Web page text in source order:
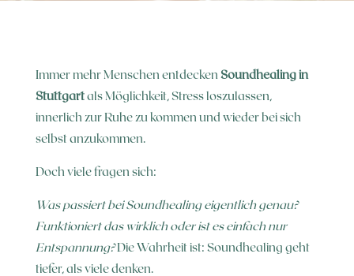
Immer mehr Menschen entdecken Soundhealing in
Stuttgartals Möglichkeit, Stress loszulassen,
innerlich zur Ruhe zu kommen und wieder bei sich
selbst anzukommen.
Doch viele fragen sich:
Was passiert bei Soundhealing eigentlich genau?
Funktioniert das wirklich oder ist es einfach nur
Entspannung?Die Wahrheit ist: Soundhealing geht
tiefer, als viele denken.